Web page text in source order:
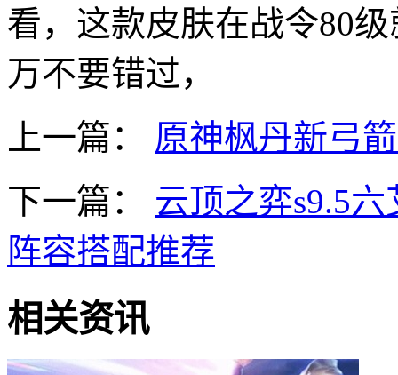
看，这款皮肤在战令80
万不要错过，
上一篇：
原神枫丹新弓
下一篇：
云顶之弈s9.5
阵容搭配推荐
相关资讯